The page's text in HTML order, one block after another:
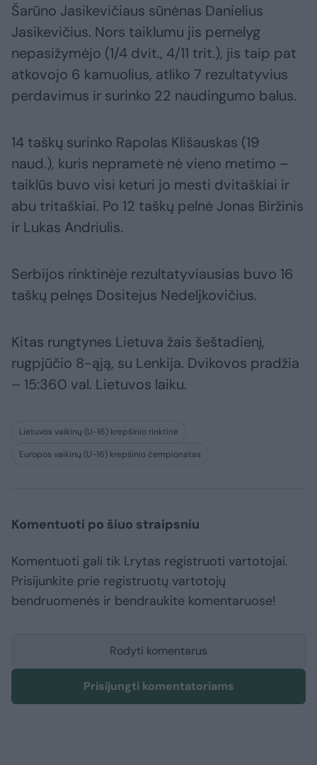
Šarūno Jasikevičiaus sūnėnas Danielius
Jasikevičius. Nors taiklumu jis pernelyg
nepasižymėjo (1/4 dvit., 4/11 trit.), jis taip pat
atkovojo 6 kamuolius, atliko 7 rezultatyvius
perdavimus ir surinko 22 naudingumo balus.
14 taškų surinko Rapolas Klišauskas (19
naud.), kuris neprametė nė vieno metimo –
taiklūs buvo visi keturi jo mesti dvitaškiai ir
abu tritaškiai. Po 12 taškų pelnė Jonas Biržinis
ir Lukas Andriulis.
Serbijos rinktinėje rezultatyviausias buvo 16
taškų pelnęs Dositejus Nedeljkovičius.
Kitas rungtynes Lietuva žais šeštadienį,
rugpjūčio 8-ąją, su Lenkija. Dvikovos pradžia
– 15:360 val. Lietuvos laiku.
Lietuvos vaikinų (U-16) krepšinio rinktinė
Europos vaikinų (U-16) krepšinio čempionatas
Komentuoti po šiuo straipsniu
Komentuoti gali tik Lrytas registruoti vartotojai.
Prisijunkite prie registruotų vartotojų
bendruomenės ir bendraukite komentaruose!
Rodyti komentarus
Prisijungti komentatoriams